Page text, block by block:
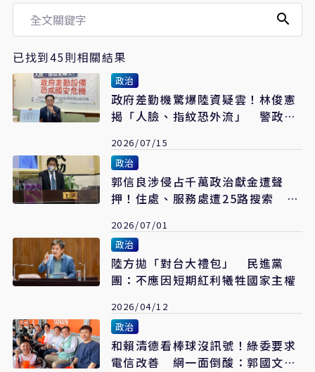
已找到45則相關結果
政治
政府差勤機驚爆陸資疑雲！林俊憲
揭「人臉、指紋恐外流」 警政署
2026/07/15
政治
郭信良涉侵占千萬政治獻金遭聲
押！住處、服務處遭25路搜索 恐
2026/07/01
政治
陸方拋「對台大禮包」 民進黨
團：不應因短期紅利犧牲國家主權
2026/04/12
政治
和賴清德看棒球沒訊號！綠委要求
電信改善 網一面倒酸：郭國文可